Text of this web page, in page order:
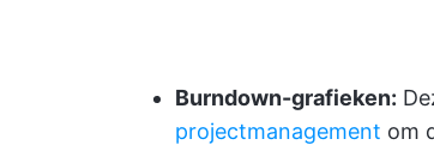
Burndown-grafieken:
projectmanagement om